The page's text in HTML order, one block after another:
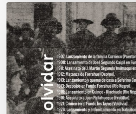
Chawrakawin:
Palimpsesto
explora
a
través
del
arte